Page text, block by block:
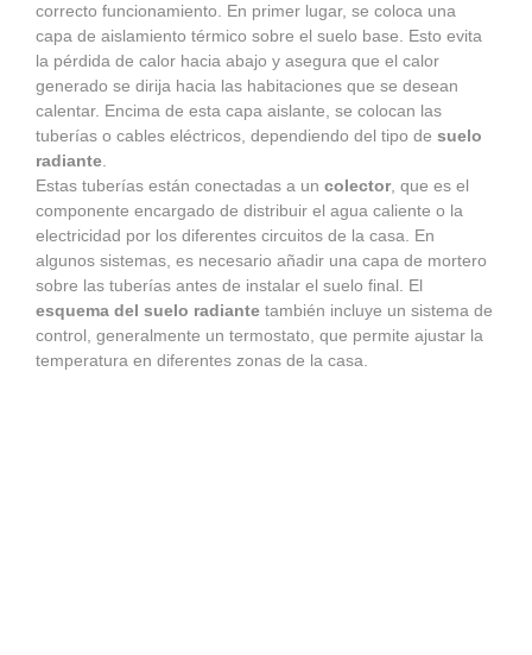
correcto funcionamiento. En primer lugar, se coloca una
capa de aislamiento térmico sobre el suelo base. Esto evita
la pérdida de calor hacia abajo y asegura que el calor
generado se dirija hacia las habitaciones que se desean
calentar. Encima de esta capa aislante, se colocan las
tuberías o cables eléctricos, dependiendo del tipo de suelo
radiante.
Estas tuberías están conectadas a un colector, que es el
componente encargado de distribuir el agua caliente o la
electricidad por los diferentes circuitos de la casa. En
algunos sistemas, es necesario añadir una capa de mortero
sobre las tuberías antes de instalar el suelo final. El
esquema del suelo radiante también incluye un sistema de
control, generalmente un termostato, que permite ajustar la
temperatura en diferentes zonas de la casa.